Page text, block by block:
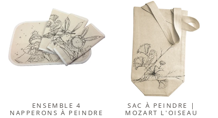
ENSEMBLE 4
NAPPERONS À PEINDRE
SAC À PEINDRE |
MOZART L'OISEAU